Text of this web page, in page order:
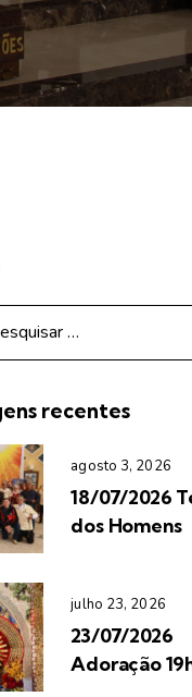
recentes
agosto 3, 2026
18/07/2026
dos Homens
julho 23, 2026
23/07/2026
Adoração